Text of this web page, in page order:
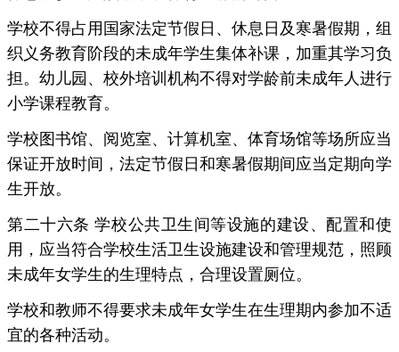
学校不得占用国家法定节假日、休息日及寒暑假期，组
织义务教育阶段的未成年学生集体补课，加重其学习负
担。幼儿园、校外培训机构不得对学龄前未成年人进行
小学课程教育。
学校图书馆、阅览室、计算机室、体育场馆等场所应当
保证开放时间，法定节假日和寒暑假期间应当定期向学
生开放。
第二十六条 学校公共卫生间等设施的建设、配置和使
用，应当符合学校生活卫生设施建设和管理规范，照顾
未成年女学生的生理特点，合理设置厕位。
学校和教师不得要求未成年女学生在生理期内参加不适
宜的各种活动。